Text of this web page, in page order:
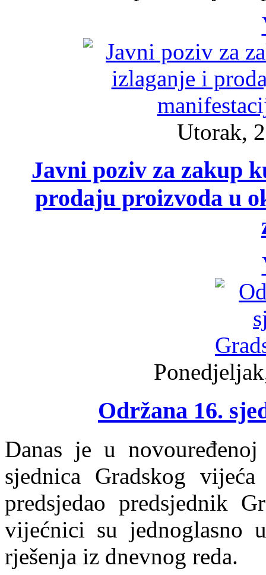
Utorak,
Javni poziv za zakup
prodaju proizvoda u
Održana 16.
Danas je u
sjednica Gradskog
predsjedao predsjednik
vijećnici su jednoglasno
rješenja iz dnevnog reda.